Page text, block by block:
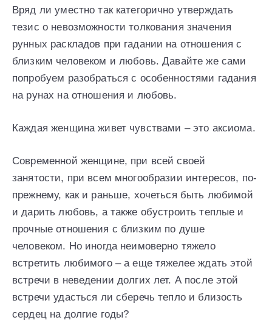
Вряд ли уместно так категорично утверждать
тезис о невозможности толкования значения
рунных раскладов при гадании на отношения с
близким человеком и любовь. Давайте же сами
попробуем разобраться с особенностями гадания
на рунах на отношения и любовь.
Каждая женщина живет чувствами – это аксиома.
Современной женщине, при всей своей
занятости, при всем многообразии интересов, по-
прежнему, как и раньше, хочеться быть любимой
и дарить любовь, а также обустроить теплые и
прочные отношения с близким по душе
человеком. Но иногда неимоверно тяжело
встретить любимого – а еще тяжелее ждать этой
встречи в неведении долгих лет. А после этой
встречи удасться ли сберечь тепло и близость
сердец на долгие годы?